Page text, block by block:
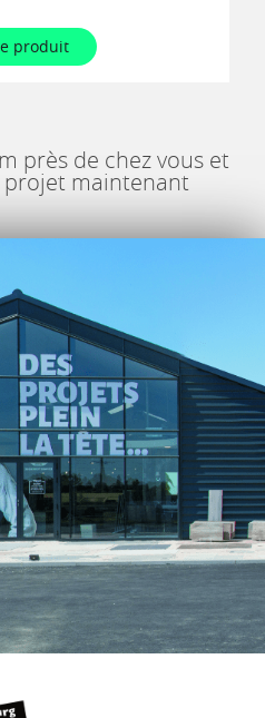
produit
près de chez vous et
maintenant